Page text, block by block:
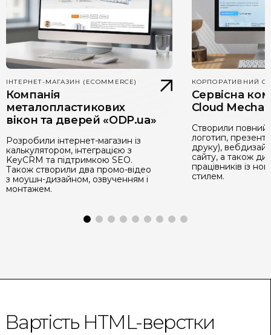
ІНТЕРНЕТ-МАГАЗИН (ECOMMERCE)
Компанія
металопластикових
вікон та дверей «ODP.ua»
Розробили інтернет-магазин із
калькулятором, інтеграцією з
KeyCRM та підтримкою SEO.
Також створили два промо-відео
з моушн-дизайном, озвученням і
монтажем.
КОРПОРАТИВНИЙ
Сервісна
Cloud
Створили повний
логотип,
друку), вебдизайн
сайту, а також
працівників із
стилем.
Вартість HTML-верстки